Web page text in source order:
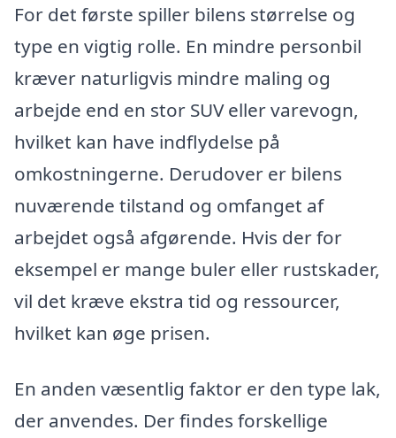
For det første spiller bilens størrelse og
type en vigtig rolle. En mindre personbil
kræver naturligvis mindre maling og
arbejde end en stor SUV eller varevogn,
hvilket kan have indflydelse på
omkostningerne. Derudover er bilens
nuværende tilstand og omfanget af
arbejdet også afgørende. Hvis der for
eksempel er mange buler eller rustskader,
vil det kræve ekstra tid og ressourcer,
hvilket kan øge prisen.
En anden væsentlig faktor er den type lak,
der anvendes. Der findes forskellige